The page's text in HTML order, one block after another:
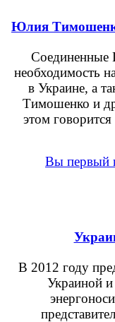
Юлия
Соединенные
необходимость
в Украине, а
Тимошенко и
этом
Вы первый
В 2012 году
Украиной и